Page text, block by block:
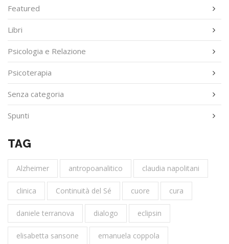
Featured
Libri
Psicologia e Relazione
Psicoterapia
Senza categoria
Spunti
TAG
Alzheimer antropoanalitico claudia napolitani
clinica Continuità del Sé cuore cura
daniele terranova dialogo eclipsin
elisabetta sansone emanuela coppola